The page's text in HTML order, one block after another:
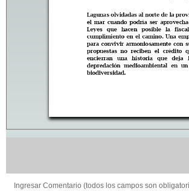
Ingresar Comentario (todos los campos son